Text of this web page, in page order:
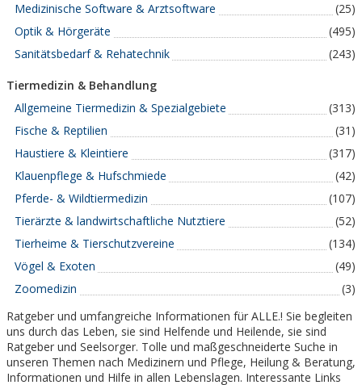
Medizinische Software & Arztsoftware
(25)
Optik & Hörgeräte
(495)
Sanitätsbedarf & Rehatechnik
(243)
Tiermedizin & Behandlung
Allgemeine Tiermedizin & Spezialgebiete
(313)
Fische & Reptilien
(31)
Haustiere & Kleintiere
(317)
Klauenpflege & Hufschmiede
(42)
Pferde- & Wildtiermedizin
(107)
Tierärzte & landwirtschaftliche Nutztiere
(52)
Tierheime & Tierschutzvereine
(134)
Vögel & Exoten
(49)
Zoomedizin
(3)
Ratgeber und umfangreiche Informationen für ALLE.! Sie begleiten
uns durch das Leben, sie sind Helfende und Heilende, sie sind
Ratgeber und Seelsorger. Tolle und maßgeschneiderte Suche in
unseren Themen nach Medizinern und Pflege, Heilung & Beratung,
Informationen und Hilfe in allen Lebenslagen. Interessante Links